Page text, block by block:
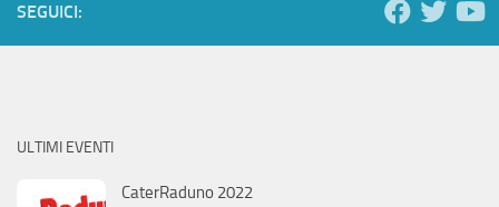
SEGUICI:
ULTIMI EVENTI
CaterRaduno 2022